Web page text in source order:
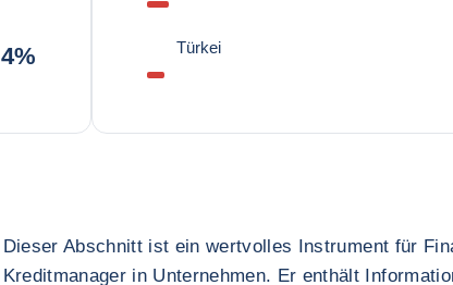
4% Türkei
Dieser Abschnitt ist ein wertvolles Instrument für
Kreditmanager in Unternehmen. Er enthält